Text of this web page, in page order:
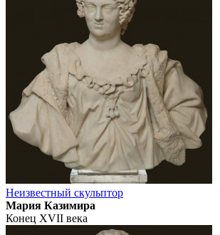
Неизвестный скульптор
Мария Казимира
Конец XVII века